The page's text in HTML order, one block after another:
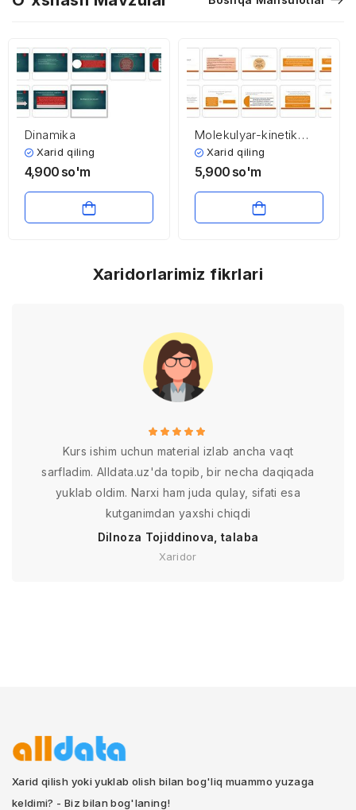
Dinamika
Xarid qiling
4,900 so'm
Molekulyar-kinetik
nazariya asoslari
Xarid qiling
5,900 so'm
Xaridorlarimiz fikrlari
Kurs ishim uchun material izlab ancha vaqt
sarfladim. Alldata.uz'da topib, bir necha daqiqada
yuklab oldim. Narxi ham juda qulay, sifati esa
kutganimdan yaxshi chiqdi
Dilnoza Tojiddinova, talaba
Xaridor
Xarid qilish yoki yuklab olish bilan bog'liq muammo yuzaga
keldimi? - Biz bilan bog'laning!